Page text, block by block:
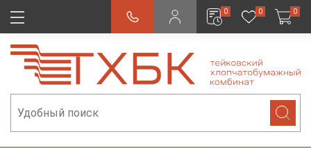
0 0 0